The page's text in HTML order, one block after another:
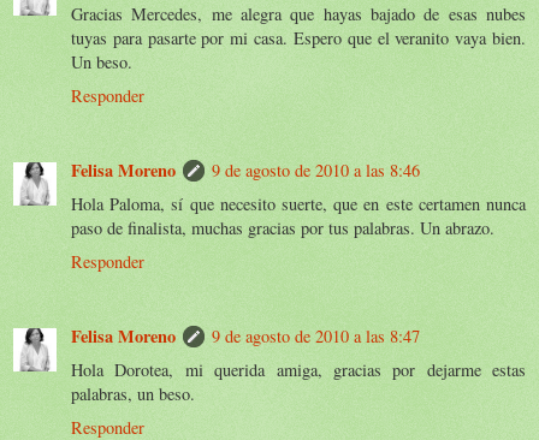
Gracias Mercedes, me alegra que hayas bajado de esas nubes
tuyas para pasarte por mi casa. Espero que el veranito vaya bien.
Un beso.
Responder
Felisa Moreno
9 de agosto de 2010 a las 8:46
Hola Paloma, sí que necesito suerte, que en este certamen nunca
paso de finalista, muchas gracias por tus palabras. Un abrazo.
Responder
Felisa Moreno
9 de agosto de 2010 a las 8:47
Hola Dorotea, mi querida amiga, gracias por dejarme estas
palabras, un beso.
Responder